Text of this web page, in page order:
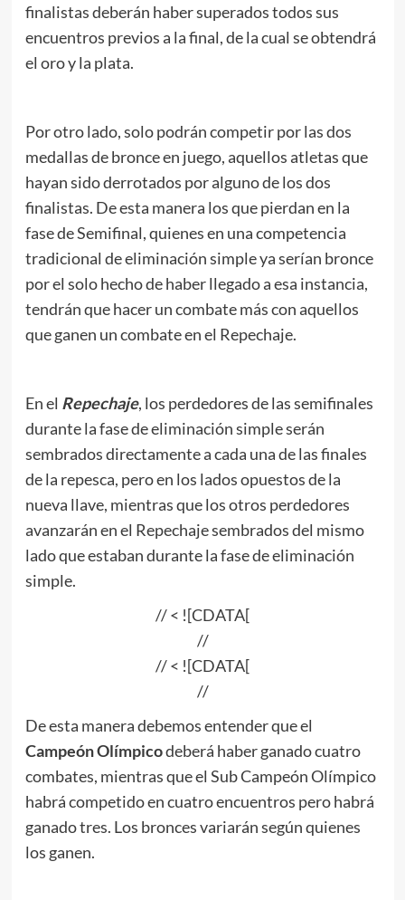
finalistas deberán haber superados todos sus
encuentros previos a la final, de la cual se obtendrá
el oro y la plata.
Por otro lado, solo podrán competir por las dos
medallas de bronce en juego, aquellos atletas que
hayan sido derrotados por alguno de los dos
finalistas. De esta manera los que pierdan en la
fase de Semifinal, quienes en una competencia
tradicional de eliminación simple ya serían bronce
por el solo hecho de haber llegado a esa instancia,
tendrán que hacer un combate más con aquellos
que ganen un combate en el Repechaje.
En el Repechaje, los perdedores de las semifinales
durante la fase de eliminación simple serán
sembrados directamente a cada una de las finales
de la repesca, pero en los lados opuestos de la
nueva llave, mientras que los otros perdedores
avanzarán en el Repechaje sembrados del mismo
lado que estaban durante la fase de eliminación
simple.
// < ![CDATA[
//
// < ![CDATA[
//
De esta manera debemos entender que el
Campeón Olímpicodeberá haber ganado cuatro
combates, mientras que el Sub Campeón Olímpico
habrá competido en cuatro encuentros pero habrá
ganado tres. Los bronces variarán según quienes
los ganen.